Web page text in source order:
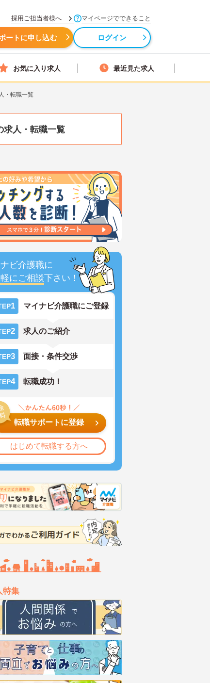
採用ご担当者様へ マイページでできること
ートに申し込む ログイン
お気に入り求人 最近見た求人
・転職一覧
求人・転職一覧
ビ介護職に
にご相談下さい！
1 マイナビ介護職にご登録
2 求人のご紹介
3 面接・条件交渉
4 転職成功！
転職サポートに登録
はじめて転職する方へ
特集